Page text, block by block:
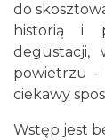
do
historią i
degustacji,
powietrzu -
ciekawy
Wstęp jest